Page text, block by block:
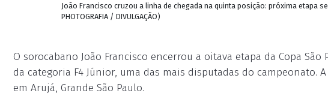
João Francisco cruzou a linha de chegada na quinta posição: próxima etapa
PHOTOGRAFIA / DIVULGAÇÃO)
O sorocabano João Francisco encerrou a oitava etapa da Copa
da categoria F4 Júnior, uma das mais disputadas do campeonato.
em Arujá, Grande São Paulo.